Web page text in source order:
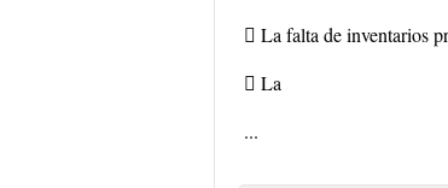
 La falta de inventarios
 La
...